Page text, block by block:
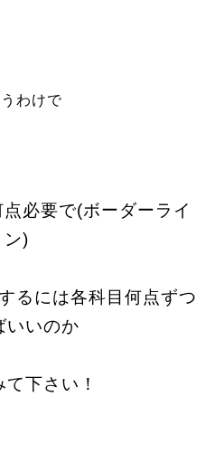
わけで
必要で(ボーダーライ
ン)
るには各科目何点ずつ
いいのか
下さい！